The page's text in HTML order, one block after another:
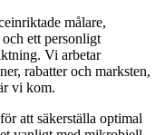
målare,
ett personligt
Vi arbetar
rabatter och marksten,
vi kom.
att säkerställa optimal